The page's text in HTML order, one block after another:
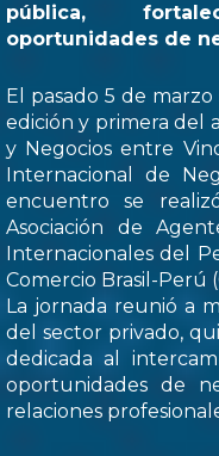
pública,
oportunidades de
El pasado 5 de
edición y primera del
y Negocios entre
Internacional de
encuentro se
Asociación de
Internacionales del
Comercio Brasil-Perú
La jornada reunió a
del sector privado,
dedicada al
oportunidades de
relaciones